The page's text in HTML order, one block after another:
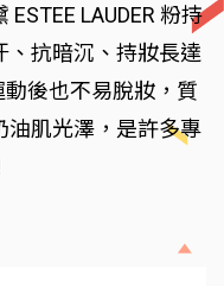
LAUDER 粉持
、抗暗沉、持妝長達
後也不易脫妝，質
油肌光澤，是許多專